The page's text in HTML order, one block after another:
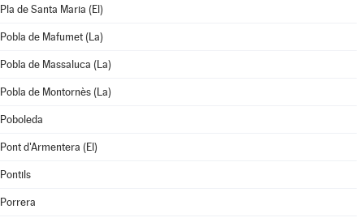
Pla de Santa Maria (El)
Pobla de Mafumet (La)
Pobla de Massaluca (La)
Pobla de Montornès (La)
Poboleda
Pont d'Armentera (El)
Pontils
Porrera